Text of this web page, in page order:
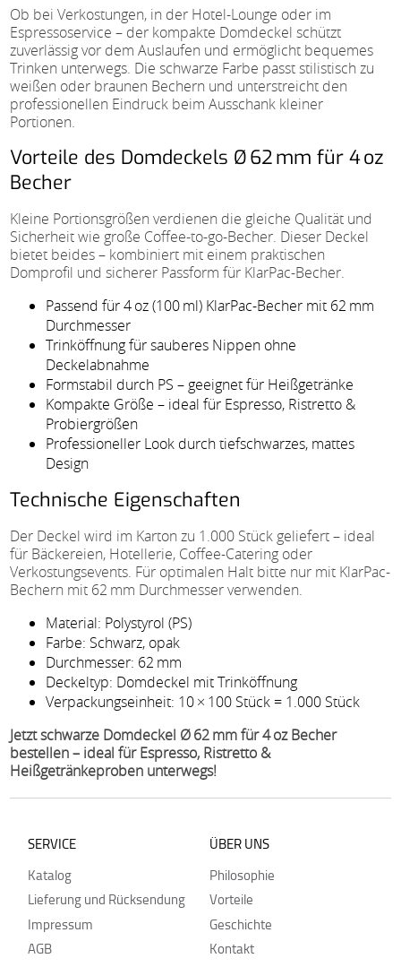
Ob bei Verkostungen, in der Hotel-Lounge oder im
Espressoservice – der kompakte Domdeckel schützt
zuverlässig vor dem Auslaufen und ermöglicht bequemes
Trinken unterwegs. Die schwarze Farbe passt stilistisch zu
weißen oder braunen Bechern und unterstreicht den
professionellen Eindruck beim Ausschank kleiner
Portionen.
Vorteile des Domdeckels Ø 62 mm für 4 oz
Becher
Kleine Portionsgrößen verdienen die gleiche Qualität und
Sicherheit wie große Coffee-to-go-Becher. Dieser Deckel
bietet beides – kombiniert mit einem praktischen
Domprofil und sicherer Passform für KlarPac-Becher.
Passend für 4 oz (100 ml) KlarPac-Becher mit 62 mm
Durchmesser
Trinköffnung für sauberes Nippen ohne
Deckelabnahme
Formstabil durch PS – geeignet für Heißgetränke
Kompakte Größe – ideal für Espresso, Ristretto &
Probiergrößen
Professioneller Look durch tiefschwarzes, mattes
Design
Technische Eigenschaften
Der Deckel wird im Karton zu 1.000 Stück geliefert – ideal
für Bäckereien, Hotellerie, Coffee-Catering oder
Verkostungsevents. Für optimalen Halt bitte nur mit KlarPac-
Bechern mit 62 mm Durchmesser verwenden.
Material: Polystyrol (PS)
Farbe: Schwarz, opak
Durchmesser: 62 mm
Deckeltyp: Domdeckel mit Trinköffnung
Verpackungseinheit: 10 × 100 Stück = 1.000 Stück
Jetzt schwarze Domdeckel Ø 62 mm für 4 oz Becher
bestellen – ideal für Espresso, Ristretto &
Heißgetränkeproben unterwegs!
SERVICE
Katalog
Lieferung und Rücksendung
Impressum
AGB
ÜBER UNS
Philosophie
Vorteile
Geschichte
Kontakt